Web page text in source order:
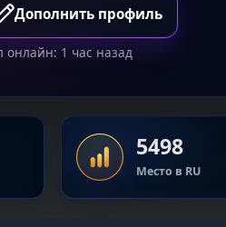
Дополнить профиль
онлайн: 1 час назад
5498
Место в RU